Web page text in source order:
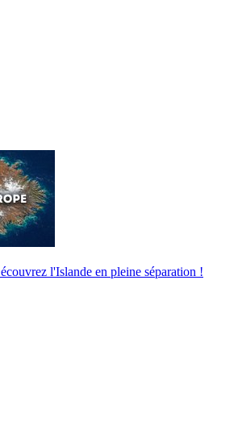
l'Islande en pleine séparation !